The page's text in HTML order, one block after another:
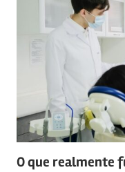
O que realmente